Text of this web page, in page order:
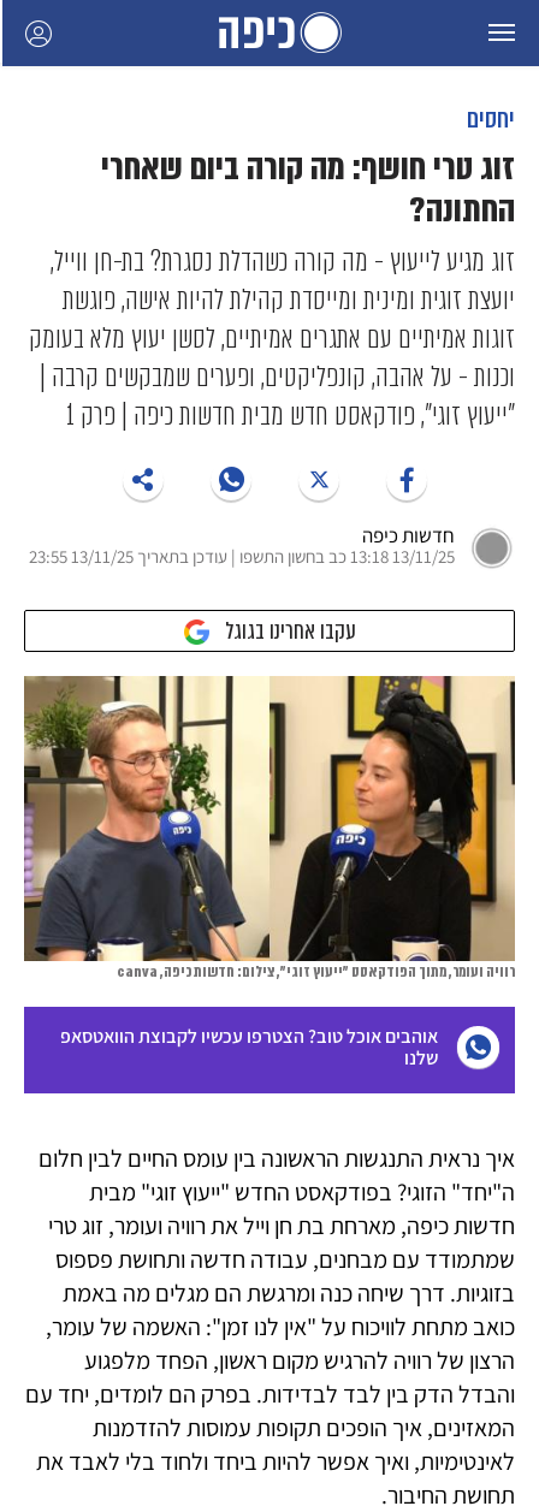
יחסים
זוג טרי חושף: מה קורה ביום שאחרי
החתונה?
זוג מגיע לייעוץ - מה קורה כשהדלת נסגרת? בת-חן ווייל,
יועצת זוגית ומינית ומייסדת קהילת להיות אישה, פוגשת
זוגות אמיתיים עם אתגרים אמיתיים, לסשן יעוץ מלא בעומק
וכנות - על אהבה, קונפליקטים, ופערים שמבקשים קרבה |
"ייעוץ זוגי", פודקאסט חדש מבית חדשות כיפה | פרק 1
חדשות כיפה
13/11/25 13:18 כב בחשון התשפו | עודכן בתאריך 13/11/25 23:55
עקבו אחרינו בגוגל
רוויה ועומר, מתוך הפודקאסט "ייעוץ זוגי", צילום: חדשות כיפה, canva
אוהבים אוכל טוב? הצטרפו עכשיו לקבוצת הוואטסאפ
שלנו
איך נראית התנגשות הראשונה בין עומס החיים לבין חלום
ה"יחד" הזוגי? בפודקאסט החדש "ייעוץ זוגי" מבית
חדשות כיפה, מארחת בת חן וייל את רוויה ועומר, זוג טרי
שמתמודד עם מבחנים, עבודה חדשה ותחושת פספוס
בזוגיות. דרך שיחה כנה ומרגשת הם מגלים מה באמת
כואב מתחת לוויכוח על "אין לנו זמן": האשמה של עומר,
הרצון של רוויה להרגיש מקום ראשון, הפחד מלפגוע
והבדל הדק בין לבד לבדידות. בפרק הם לומדים, יחד עם
המאזינים, איך הופכים תקופות עמוסות להזדמנות
לאינטימיות, ואיך אפשר להיות ביחד ולחוד בלי לאבד את
תחושת החיבור.